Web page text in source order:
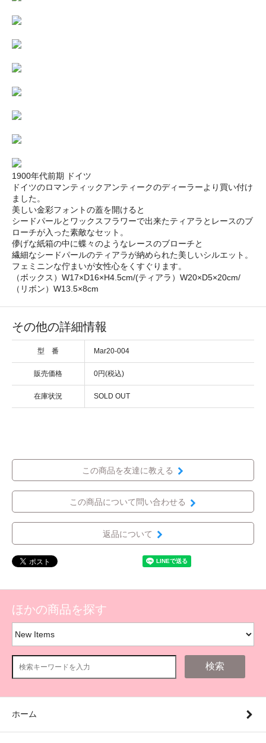
1900年代前期 ドイツ
ドイツのロマンティックアンティークのディーラーより買い付け
ました。
美しい金彩フォントの蓋を開けると
シードパールとワックスフラワーで出来たティアラとレースのブ
ローチが入った素敵なセット。
儚げな紙箱の中に蝶々のようなレースのブローチと
繊細なシードパールのティアラが納められた美しいシルエット。
フェミニンな佇まいが女性心をくすぐります。
（ボックス）W17×D16×H4.5cm/(ティアラ）W20×D5×20cm/
（リボン）W13.5×8cm
その他の詳細情報
型 番 Mar20-004
販売価格 0円(税込)
在庫状況 SOLD OUT
この商品を友達に教える
この商品について問い合わせる
返品について
ほかの商品を探す
検索
ホーム